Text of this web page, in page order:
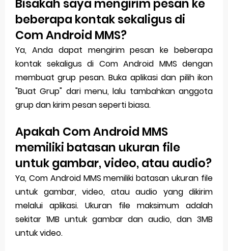
Bisakah saya mengirim pesan ke
beberapa kontak sekaligus di
Com Android MMS?
Ya, Anda dapat mengirim pesan ke beberapa
kontak sekaligus di Com Android MMS dengan
membuat grup pesan. Buka aplikasi dan pilih ikon
"Buat Grup" dari menu, lalu tambahkan anggota
grup dan kirim pesan seperti biasa.
Apakah Com Android MMS
memiliki batasan ukuran file
untuk gambar, video, atau audio?
Ya, Com Android MMS memiliki batasan ukuran file
untuk gambar, video, atau audio yang dikirim
melalui aplikasi. Ukuran file maksimum adalah
sekitar 1MB untuk gambar dan audio, dan 3MB
untuk video.